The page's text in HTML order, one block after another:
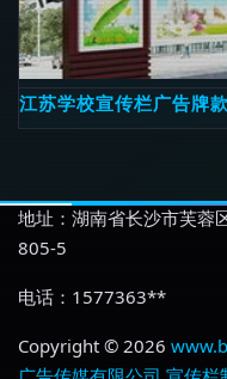
江苏学校宣传栏广告牌
地址：湖南省长沙市芙蓉
805-5
电话：1577363**
Copyright © 2026